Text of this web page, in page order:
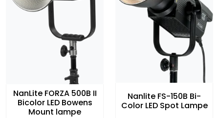
NanLite FORZA 500B II
Bicolor LED Bowens
Mount lampe
Nanlite FS-150B Bi-
Color LED Spot Lampe